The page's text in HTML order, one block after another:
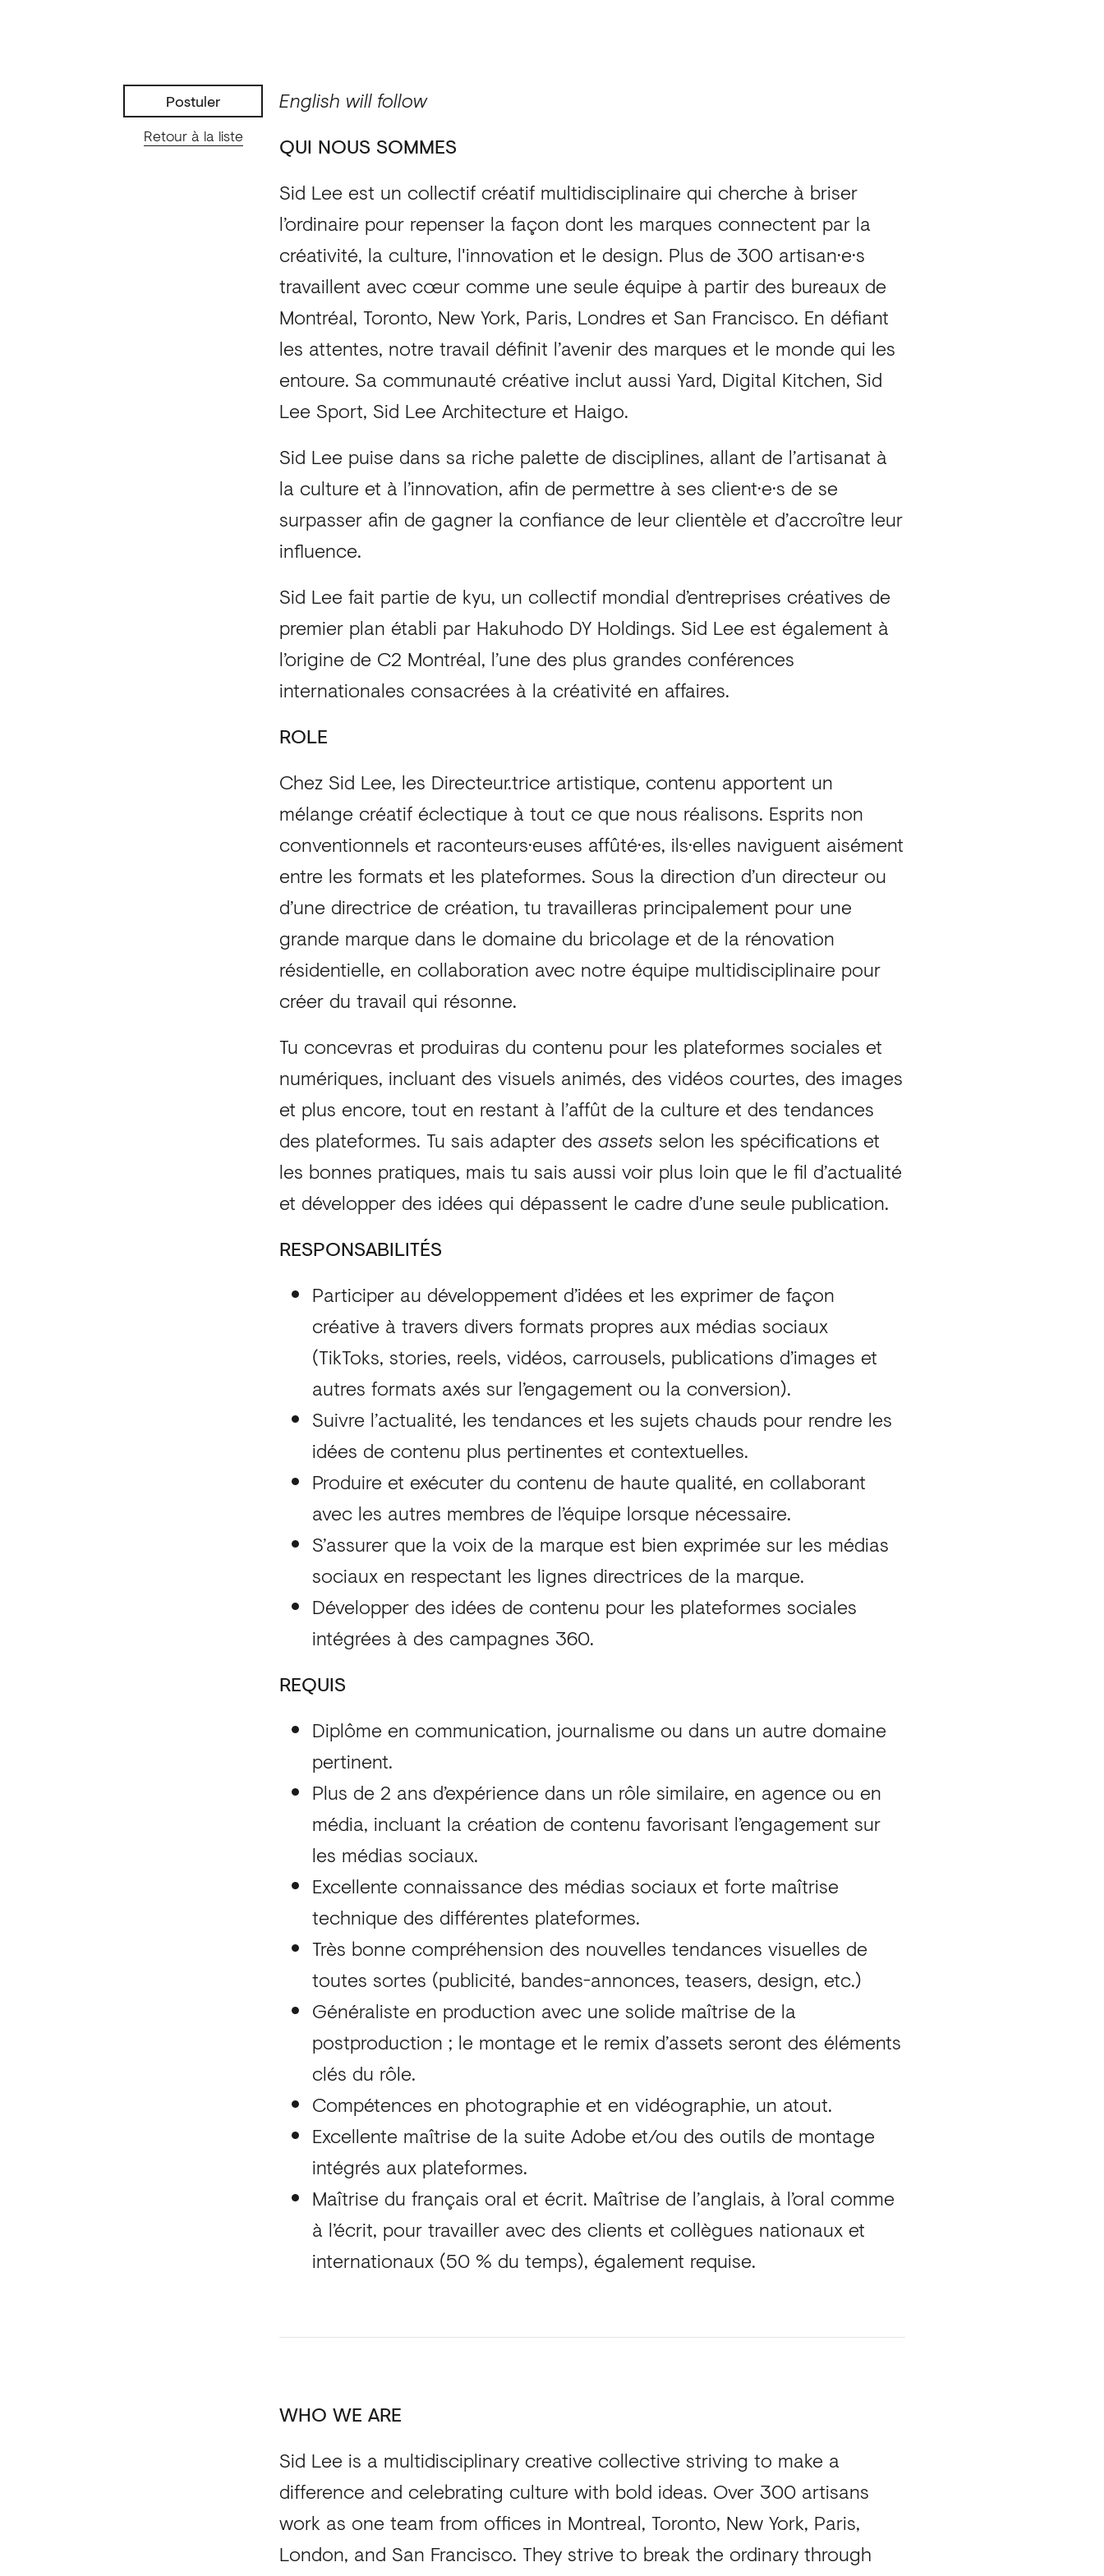
Postuler
Retour à la liste
English will follow
QUI NOUS SOMMES
Sid Lee est un collectif créatif multidisciplinaire qui cherche à briser
l’ordinaire pour repenser la façon dont les marques connectent par la
créativité, la culture, l'innovation et le design. Plus de 300 artisan·e·s
travaillent avec cœur comme une seule équipe à partir des bureaux de
Montréal, Toronto, New York, Paris, Londres et San Francisco. En défiant
les attentes, notre travail définit l’avenir des marques et le monde qui les
entoure. Sa communauté créative inclut aussi Yard, Digital Kitchen, Sid
Lee Sport, Sid Lee Architecture et Haigo.
Sid Lee puise dans sa riche palette de disciplines, allant de l’artisanat à
la culture et à l’innovation, afin de permettre à ses client·e·s de se
surpasser afin de gagner la confiance de leur clientèle et d’accroître leur
influence.
Sid Lee fait partie de kyu, un collectif mondial d’entreprises créatives de
premier plan établi par Hakuhodo DY Holdings. Sid Lee est également à
l’origine de C2 Montréal, l’une des plus grandes conférences
internationales consacrées à la créativité en affaires.
ROLE
Chez Sid Lee, les Directeur.trice artistique, contenu apportent un
mélange créatif éclectique à tout ce que nous réalisons. Esprits non
conventionnels et raconteurs·euses affûté·es, ils·elles naviguent aisément
entre les formats et les plateformes. Sous la direction d’un directeur ou
d’une directrice de création, tu travailleras principalement pour une
grande marque dans le domaine du bricolage et de la rénovation
résidentielle, en collaboration avec notre équipe multidisciplinaire pour
créer du travail qui résonne.
Tu concevras et produiras du contenu pour les plateformes sociales et
numériques, incluant des visuels animés, des vidéos courtes, des images
et plus encore, tout en restant à l’affût de la culture et des tendances
des plateformes. Tu sais adapter desassets selon les spécifications et
les bonnes pratiques, mais tu sais aussi voir plus loin que le fil d’actualité
et développer des idées qui dépassent le cadre d’une seule publication.
RESPONSABILITÉS
Participer au développement d’idées et les exprimer de façon
créative à travers divers formats propres aux médias sociaux
(TikToks, stories, reels, vidéos, carrousels, publications d’images et
autres formats axés sur l’engagement ou la conversion).
Suivre l’actualité, les tendances et les sujets chauds pour rendre les
idées de contenu plus pertinentes et contextuelles.
Produire et exécuter du contenu de haute qualité, en collaborant
avec les autres membres de l’équipe lorsque nécessaire.
S’assurer que la voix de la marque est bien exprimée sur les médias
sociaux en respectant les lignes directrices de la marque.
Développer des idées de contenu pour les plateformes sociales
intégrées à des campagnes 360.
REQUIS
Diplôme en communication, journalisme ou dans un autre domaine
pertinent.
Plus de 2 ans d’expérience dans un rôle similaire, en agence ou en
média, incluant la création de contenu favorisant l’engagement sur
les médias sociaux.
Excellente connaissance des médias sociaux et forte maîtrise
technique des différentes plateformes.
Très bonne compréhension des nouvelles tendances visuelles de
toutes sortes (publicité, bandes-annonces, teasers, design, etc.)
Généraliste en production avec une solide maîtrise de la
postproduction ; le montage et le remix d’assets seront des éléments
clés du rôle.
Compétences en photographie et en vidéographie, un atout.
Excellente maîtrise de la suite Adobe et/ou des outils de montage
intégrés aux plateformes.
Maîtrise du français oral et écrit. Maîtrise de l’anglais, à l’oral comme
à l’écrit, pour travailler avec des clients et collègues nationaux et
internationaux (50 % du temps), également requise.
WHO WE ARE
Sid Lee is a multidisciplinary creative collective striving to make a
difference and celebrating culture with bold ideas. Over 300 artisans
work as one team from offices in Montreal, Toronto, New York, Paris,
London, and San Francisco. They strive to break the ordinary through